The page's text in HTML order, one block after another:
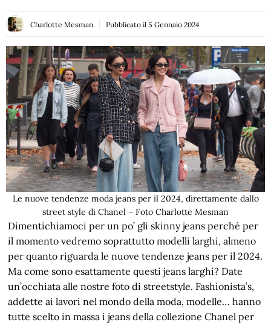
Charlotte Mesman Pubblicato il 5 Gennaio 2024
Le nuove tendenze moda jeans per il 2024, direttamente dallo
street style di Chanel – Foto Charlotte Mesman
Dimentichiamoci per un po’ gli skinny jeans perché per
il momento vedremo soprattutto modelli larghi, almeno
per quanto riguarda le nuove tendenze jeans per il 2024.
Ma come sono esattamente questi jeans larghi? Date
un’occhiata alle nostre foto di streetstyle. Fashionista’s,
addette ai lavori nel mondo della moda, modelle… hanno
tutte scelto in massa i jeans della collezione Chanel per